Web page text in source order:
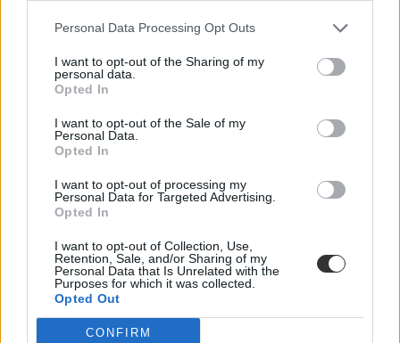
Personal Data Processing Opt Outs
I want to opt-out of the Sharing of my
personal data.
Opted In
I want to opt-out of the Sale of my
Personal Data.
Opted In
I want to opt-out of processing my
Personal Data for Targeted Advertising.
Opted In
I want to opt-out of Collection, Use,
Retention, Sale, and/or Sharing of my
Personal Data that Is Unrelated with the
Purposes for which it was collected.
Opted Out
CONFIRM
Megszólalt a rektor: elkezdődik a modellváltás a
BME-n
fenntartásba kerülne. Az újfajta modellváltás részleteit Charaf
Hassan, a BME rektora ismertette az egyetemi fórumon.
Felsőoktatás
Kurucz-Gáspár Tünde